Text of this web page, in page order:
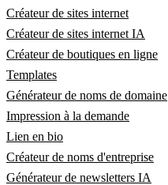
Créateur de sites internet
Créateur de sites internet IA
Créateur de boutiques en ligne
Templates
Générateur de noms de domaine
Impression à la demande
Lien en bio
Créateur de noms d'entreprise
Générateur de newsletters IA